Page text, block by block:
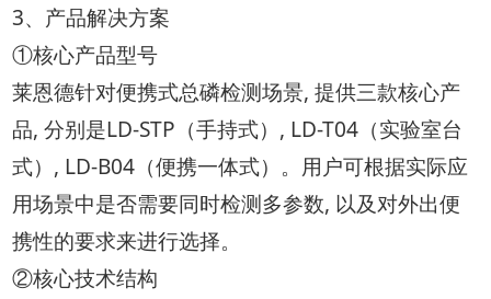
3、产品解决方案
①核心产品型号
莱恩德针对便携式总磷检测场景, 提供三款核心产
品, 分别是LD-STP（手持式）, LD-T04（实验室台
式）, LD-B04（便携一体式）。用户可根据实际应
用场景中是否需要同时检测多参数, 以及对外出便
携性的要求来进行选择。
②核心技术结构